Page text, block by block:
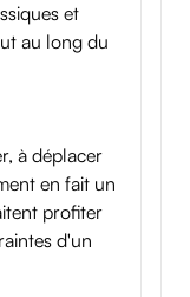
et
au long du
à déplacer
en fait un
profiter
d'un